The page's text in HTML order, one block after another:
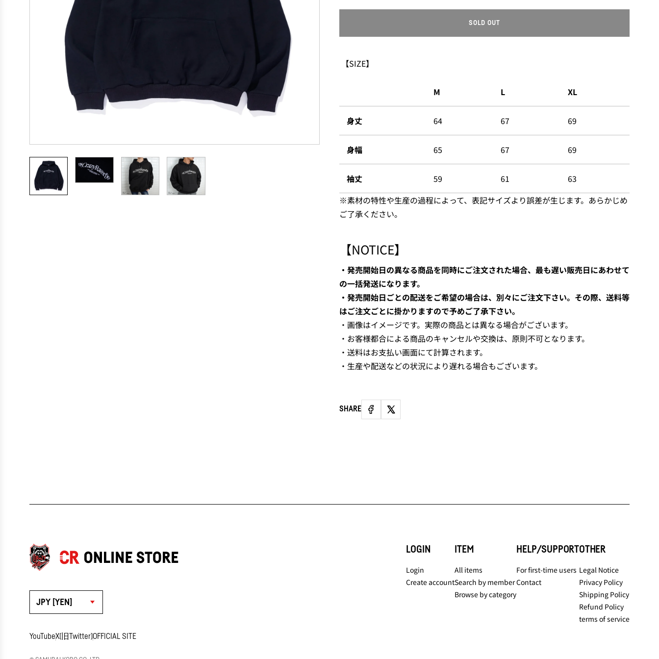
SOLD OUT
O
【SIZE】
M L XL
身丈 64 67 69
身幅 65 67 69
袖丈 59 61
63
※素材の特性や生産の過程によって、表記サイズより誤差が生じます。あらかじめ
ご了承ください。
【NOTICE】
・発売開始日の異なる商品を同時にご注文された場合、最も遅い販売日にあわせて
の一括発送になります。
・発売開始日ごとの配送をご希望の場合は、別々にご注文下さい。その際、送料等
はご注文ごとに掛かりますので予めご了承下さい。
・画像はイメージです。実際の商品とは異なる場合がございます。
・お客様都合による商品のキャンセルや交換は、原則不可となります。
・送料はお支払い画面にて計算されます。
・生産や配送などの状況により遅れる場合もございます。
SHARE
JPY [YEN]
YouTubeX(旧Twitter)OFFICIAL SITE
LOGIN
Login
Create account
ITEM
All items
Search by member
Browse by category
HELP/SUPPORT
For first-time users
Contact
OTHER
Legal Notice
Privacy Policy
Shipping Policy
Refund Policy
terms of service